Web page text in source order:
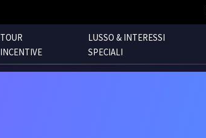
TOUR
INCENTIVE
LUSSO & INTERESSI
SPECIALI